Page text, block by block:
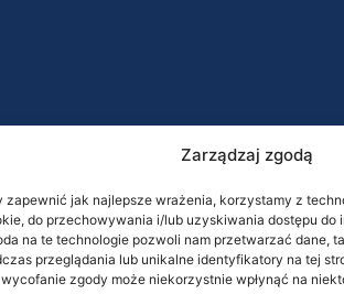
Zarządzaj zgodą
zapewnić jak najlepsze wrażenia, korzystamy z
do przechowywania i/lub uzyskiwania dostępu do
na te technologie pozwoli nam przetwarzać dane,
przeglądania lub unikalne identyfikatory na tej
wycofanie zgody może niekorzystnie wpłynąć na